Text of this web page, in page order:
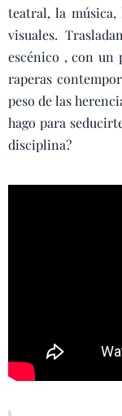
teatral, la
visuales.
escénico , con un
raperas
peso de las
hago para
disciplina?